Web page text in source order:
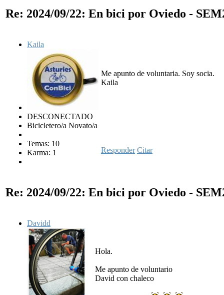
Re: 2024/09/22: En bici por Oviedo -
Kaila
DESCONECTADO
Bicicletero/a Novato/a
Temas: 10
Karma: 1
Me apunto de voluntaria. Soy socia.
Kaila
Responder Citar
Re: 2024/09/22: En bici por Oviedo -
Davidd
Hola.
Me apunto de voluntario
David con chaleco